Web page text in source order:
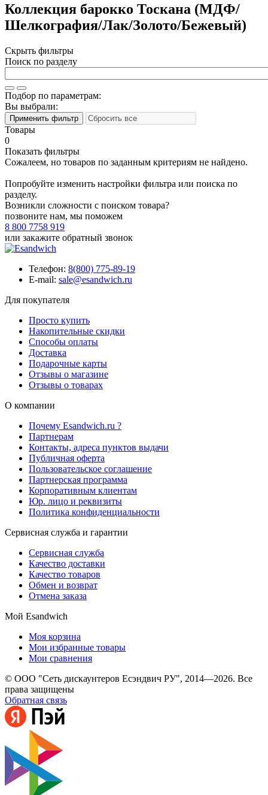
Коллекция барокко Тоскана (МДФ/
Шелкография/Лак/Золото/Бежевый)
Скрыть фильтры
Поиск по разделу
Подбор по параметрам:
Вы выбрали:
Товары
0
Показать фильтры
Сожалеем, но товаров по заданным критериям не найдено.
Попробуйте изменить настройки фильтра или поиска по
разделу.
Возникли сложности с поиском товара?
позвоните нам, мы поможем
8 800 7758 919
или закажите обратный звонок
Телефон: 8(800) 775-89-19
E-mail: sale@esandwich.ru
Для покупателя
Просто купить
Накопительные скидки
Способы оплаты
Доставка
Подарочные карты
Отзывы о магазине
Отзывы о товарах
О компании
Почему Esandwich.ru ?
Партнерам
Контакты, адреса пунктов выдачи
Публичная оферта
Пользовательское соглашение
Партнерская программа
Корпоративным клиентам
Юр. лицо и реквизиты
Политика конфиденциальности
Сервисная служба и гарантии
Сервисная служба
Качество доставки
Качество товаров
Обмен и возврат
Отмена заказа
Мой Esandwich
Моя корзина
Мои избранные товары
Мои сравнения
© ООО "Сеть дискаунтеров Есэндвич РУ", 2014—2026. Все
права защищены
Обратная связь